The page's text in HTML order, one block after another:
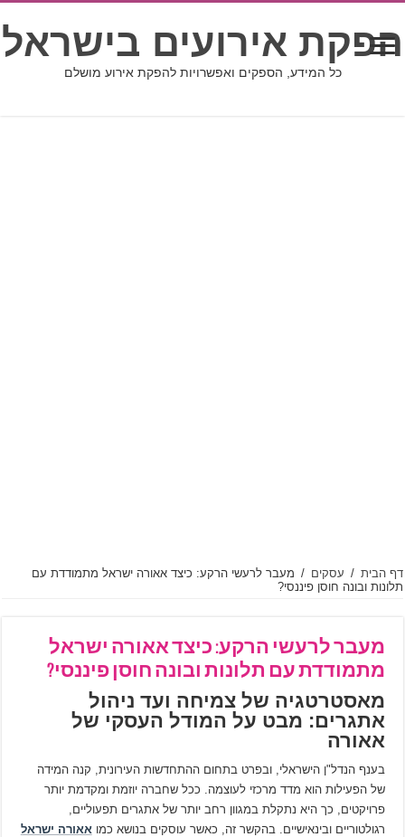
הפקת אירועים בישראל
כל המידע, הספקים ואפשרויות להפקת אירוע מושלם
דף הבית / עסקים / מעבר לרעשי הרקע: כיצד אאורה ישראל מתמודדת עם
תלונות ובונה חוסן פיננסי?
מעבר לרעשי הרקע: כיצד אאורה ישראל
מתמודדת עם תלונות ובונה חוסן פיננסי?
מאסטרטגיה של צמיחה ועד ניהול
אתגרים: מבט על המודל העסקי של
אאורה
בענף הנדל"ן הישראלי, ובפרט בתחום ההתחדשות העירונית, קנה המידה
של הפעילות הוא מדד מרכזי לעוצמה. ככל שחברה יוזמת ומקדמת יותר
פרויקטים, כך היא נתקלת במגוון רחב יותר של אתגרים תפעוליים,
רגולטוריים ובינאישיים. בהקשר זה, כאשר עוסקים בנושא כמואאורה ישראל